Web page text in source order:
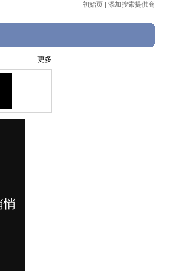
初始页 | 添加搜索提供商
更多